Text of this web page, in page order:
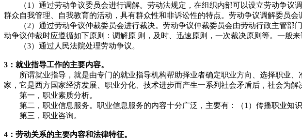
（1）通过劳动争议委员会进行调解。劳动法规定，在组织内部可以设立劳动争议
群众自我管理、自我教育的活动，具有群众性和非诉讼性的特点。劳动争议调解委员
（2）通过劳动争议仲裁委员会进行裁决。劳动争议仲裁委员会由劳动行政主管部
动争议仲裁时应遵循如下原则：调解原 则，及时、迅速原则，一次裁决原则等。一般
（3）通过人民法院处理劳动争议。
3：就业指导工作的主要内容。
所谓就业指导，就是由专门的就业指导机构帮助择业者确定职业方向、选择职业、
家，它是西方国家经济发展、职业分化、技术进步而产生一系列社会矛盾后，社会为解
第一，职业素质分析。
第二，职业信息服务。职业信息服务的内容十分广泛，主要有：（1）传播职业知
第三，职业咨询。
4：劳动关系的主要内容和法律特征。